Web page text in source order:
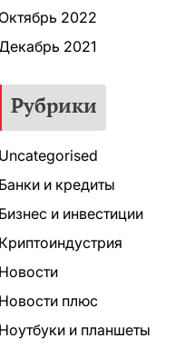
Октябрь 2022
2021
Рубрики
Uncategorised
Банки и кредиты
Бизнес и инвестиции
Криптоиндустрия
Новости
Новости плюс
Ноутбуки и планшеты